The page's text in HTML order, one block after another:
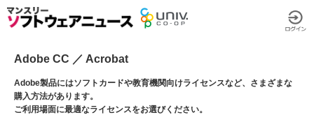
Adobe CC ／ Acrobat
Adobe製品にはソフトカードや教育機関向けライセンスなど、さまざまな
購入方法があります。
ご利用場面に最適なライセンスをお選びください。